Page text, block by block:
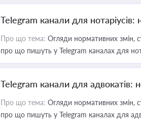
Telegram канали для
Про що тема: Огляди нормативних змін,
про що пишуть у Telegram каналах для
Telegram канали для адвокатів:
Про що тема: Огляди нормативних змін,
про що пишуть у Telegram каналах для